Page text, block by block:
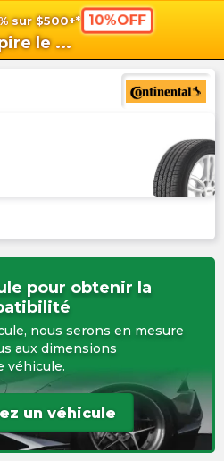
sur $500+* 10%OFF
le ...
pour obtenir la
nous serons en mesure
aux dimensions
véhicule.
un véhicule